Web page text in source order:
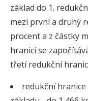
základ do 1.
mezi první a druhý
procent a z částky
hranicí se
třetí redukční
redukční